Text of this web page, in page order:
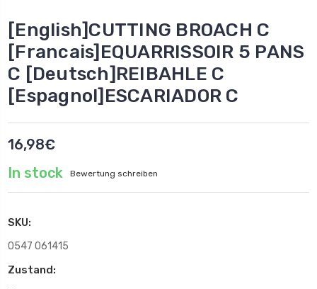
[English]CUTTING BROACH C
[Francais]EQUARRISSOIR 5 PANS
C [Deutsch]REIBAHLE C
[Espagnol]ESCARIADOR C
16,98€
In stock
Bewertung schreiben
SKU:
0547 061415
Zustand: